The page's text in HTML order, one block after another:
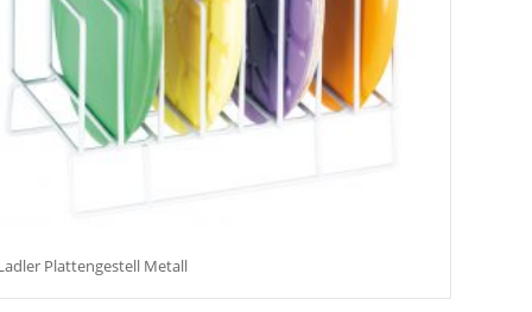
Plattengestell Metall